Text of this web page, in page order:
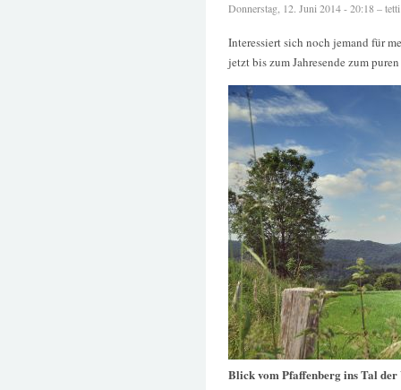
Donnerstag, 12. Juni 2014 - 20:18 – tetti
Interessiert sich noch jemand für
jetzt bis zum Jahresende zum
Blick vom Pfaffenberg ins Tal